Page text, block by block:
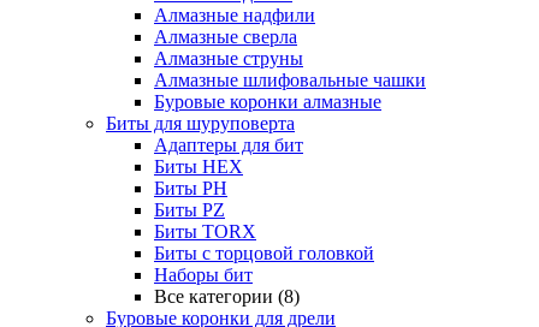
Алмазные надфили
Алмазные сверла
Алмазные струны
Алмазные шлифовальные чашки
Буровые коронки алмазные
Биты для шуруповерта
Адаптеры для бит
Биты HEX
Биты PH
Биты PZ
Биты TORX
Биты с торцовой головкой
Наборы бит
Все категории (8)
Буровые коронки для дрели